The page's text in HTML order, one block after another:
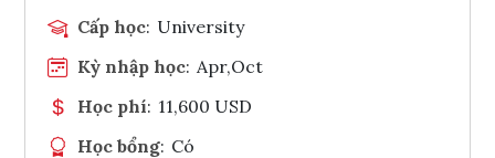
Cấp học: University
Kỳ nhập học: Apr,Oct
Học phí: 11,600 USD
Học bổng: Có